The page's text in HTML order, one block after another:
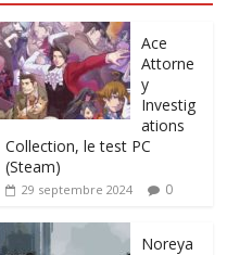
Ace
Attorne
y
Investig
ations
Collection, le test PC
(Steam)
29 septembre 2024 0
Noreya